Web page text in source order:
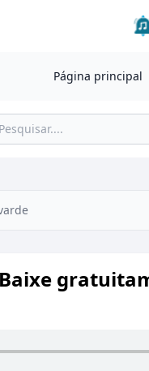
Página principal
Baixe